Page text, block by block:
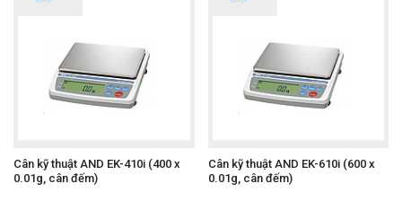
Cân kỹ thuật AND EK-410i (400 x
0.01g, cân đếm)
Cân kỹ thuật AND EK-610i (600 x
0.01g, cân đếm)